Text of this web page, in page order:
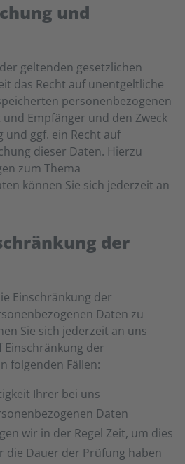
und
geltenden gesetzlichen
das Recht auf unentgeltliche
personenbezogenen
Empfänger und den Zweck
ggf. ein Recht auf
dieser Daten. Hierzu
zum Thema
können Sie sich jederzeit an
der
Einschränkung der
Daten zu
Sie sich jederzeit an uns
Einschränkung der
folgenden Fällen:
Ihrer bei uns
Daten
wir in der Regel Zeit, um dies
die Dauer der Prüfung haben